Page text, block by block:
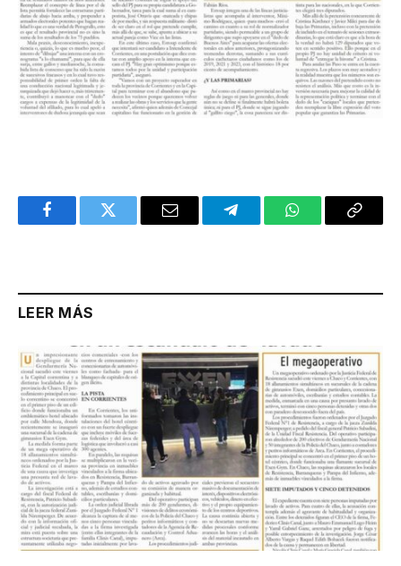
FacebookTwitter Email TelegramWhatsAppCopy
LEER MÁS